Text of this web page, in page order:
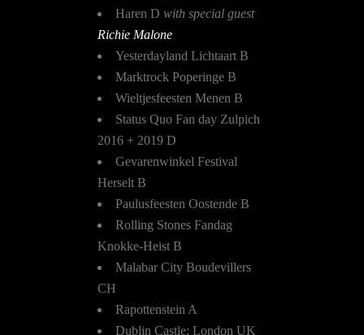
Haren D with special guest
Richie Malone
Yesterdayland Lichtaart B
Marktrock Poperinge B
Wieltjesfeesten Menen B
Status Quo Fan day Zulpich
2016 + 2019 D
Gevarenwinkel Festival
Herselt B
Paulusfeesten Oostende B
Rolling Stones Fandag
Knokke-Heist B
Malabar City Boudevillers
CH
Rapottenstein A
Dublin Castle; London UK